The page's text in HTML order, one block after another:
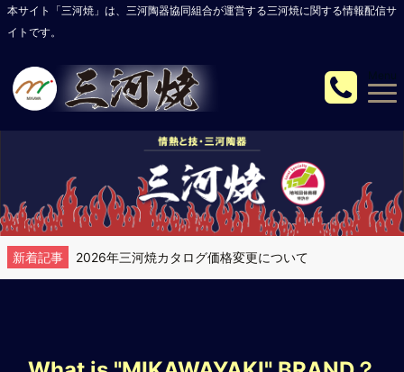
本サイト「三河焼」は、三河陶器協同組合が運営する三河焼に関する情報配信サ
イトです。
Menu
新着記事 2026年三河焼カタログ価格変更について